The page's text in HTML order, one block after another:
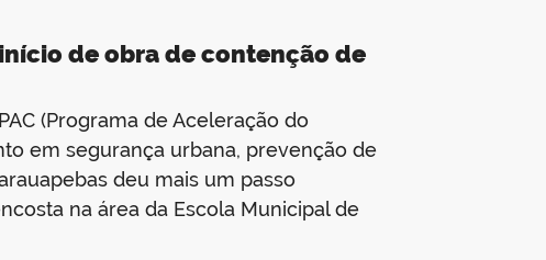
de obra de contenção de
(Programa de Aceleração do
em segurança urbana, prevenção de
deu mais um passo
na área da Escola Municipal de